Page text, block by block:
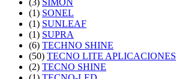
(1) SONEL
(1) SUNLEAF
(1) SUPRA
(6) TECHNO SHINE
(50) TECNO LITE APLICACIONES
(2) TECNO SHINE